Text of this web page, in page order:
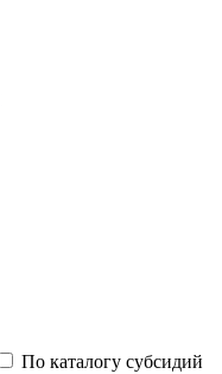
По каталогу субсидий